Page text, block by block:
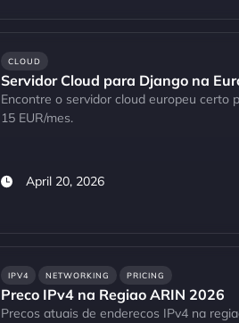
CLOUD
Servidor Cloud para Django na
Encontre o servidor cloud europeu certo
15 EUR/mes.
April 20, 2026
IPV4 NETWORKING PRICING
Preco IPv4 na Regiao ARIN 2026
Precos atuais de enderecos IPv4 na